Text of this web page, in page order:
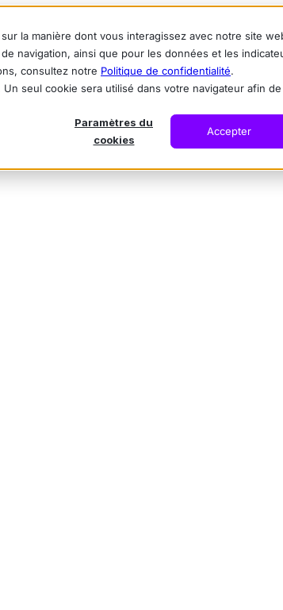
la manière dont vous interagissez avec notre site
navigation, ainsi que pour les données et les
consultez notre Politique de confidentialité.
seul cookie sera utilisé dans votre navigateur afin
Paramètres du
cookies
Accepter